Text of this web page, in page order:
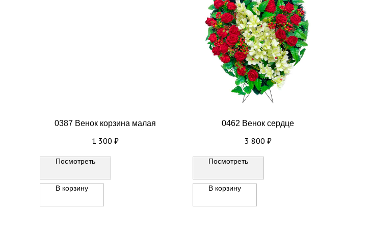
0387 Венок корзина малая
1 300 ₽
Посмотреть
В корзину
0462 Венок сердце
3 800 ₽
Посмотреть
В корзину